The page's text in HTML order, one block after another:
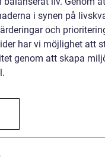
i synen på
och
har vi möjlighet att
genom att skapa